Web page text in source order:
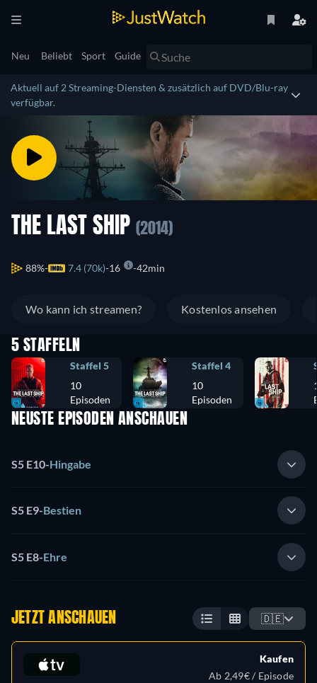
Neu Beliebt Sport Guide
Aktuell auf 2 Streaming-Diensten & zusätzlich auf DVD/Blu-ray
verfügbar.
THE LAST SHIP (2014)
88% 7.4 (70k) 16 42min
Wo kann ich streamen? Kostenlos ansehen
5 STAFFELN
Staffel 5
10
Episoden
Staffel 4
10
Episoden
NEUSTE EPISODEN ANSCHAUEN
S5 E10-Hingabe
S5 E9-Bestien
S5 E8-Ehre
JETZT ANSCHAUEN 🇩🇪
Kaufen
Ab 2,49€ / Episode